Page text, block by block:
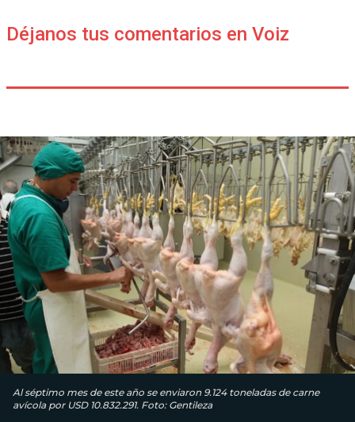
Déjanos tus comentarios en Voiz
Al séptimo mes de este año se enviaron 9.124 toneladas de carne
avícola por USD 10.832.291. Foto: Gentileza